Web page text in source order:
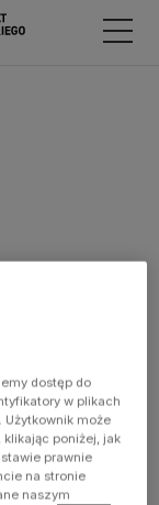
dostęp do
w plikach
może
poniżej, jak
prawnie
na stronie
naszym